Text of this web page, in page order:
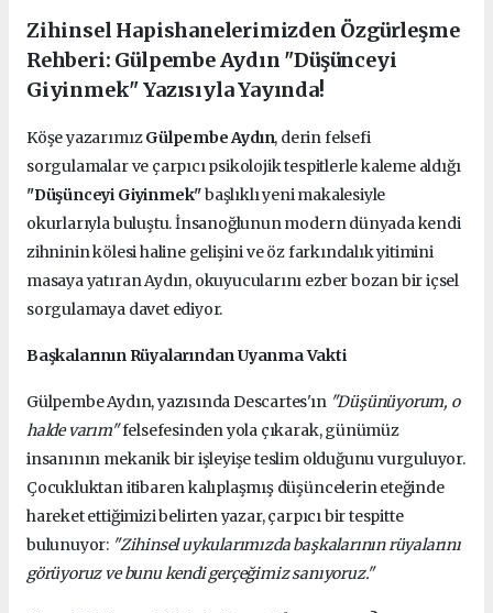
Zihinsel Hapishanelerimizden Özgürleşme
Rehberi: Gülpembe Aydın "Düşünceyi
Giyinmek" Yazısıyla Yayında!
Köşe yazarımızGülpembe Aydın, derin felsefi
sorgulamalar ve çarpıcı psikolojik tespitlerle kaleme aldığı
"Düşünceyi Giyinmek"başlıklı yeni makalesiyle
okurlarıyla buluştu. İnsanoğlunun modern dünyada kendi
zihninin kölesi haline gelişini ve öz farkındalık yitimini
masaya yatıran Aydın, okuyucularını ezber bozan bir içsel
sorgulamaya davet ediyor.
Başkalarının Rüyalarından Uyanma Vakti
Gülpembe Aydın, yazısında Descartes'ın "Düşünüyorum, o
halde varım"felsefesinden yola çıkarak, günümüz
insanının mekanik bir işleyişe teslim olduğunu vurguluyor.
Çocukluktan itibaren kalıplaşmış düşüncelerin eteğinde
hareket ettiğimizi belirten yazar, çarpıcı bir tespitte
bulunuyor: "Zihinsel uykularımızda başkalarının rüyalarını
görüyoruz ve bunu kendi gerçeğimiz sanıyoruz."